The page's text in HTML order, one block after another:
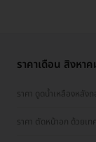
ราคาเดือน สิงหา
ราคา ดูดน้ำเหลืองหลั
ราคา ตัดหน้าอก ด้วยเ